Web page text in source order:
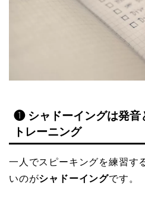
❶ シャドーイングは発音
トレーニング
一人でスピーキングを練習す
いのがシャドーイングです。